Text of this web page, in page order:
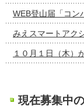
WEB登山届「コン
みえスマートアク
１０月１日（木）
現在募集中